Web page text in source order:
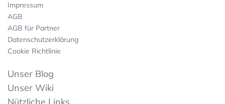
Impressum
AGB
AGB für Partner
Datenschutzerklärung
Cookie Richtlinie
Unser Blog
Unser Wiki